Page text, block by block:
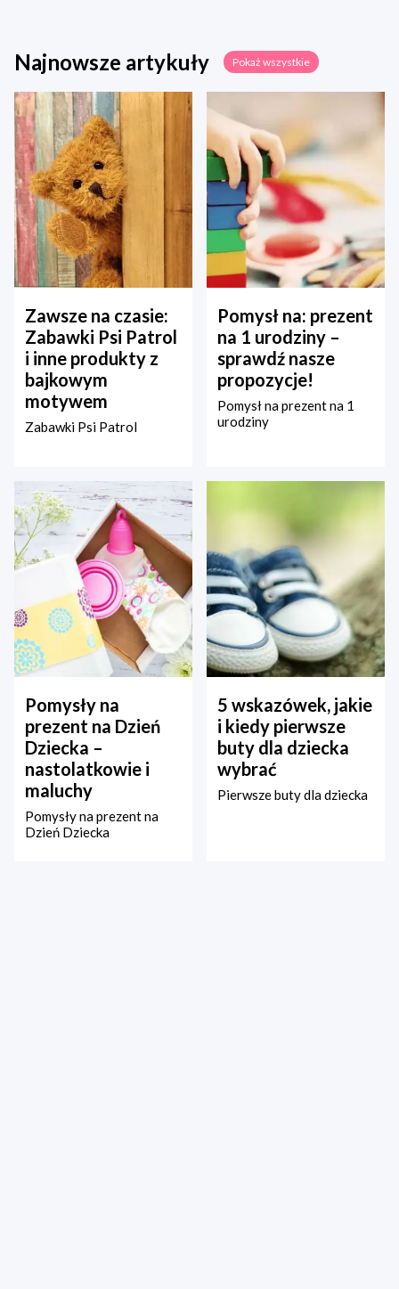
Najnowsze artykuły Pokaż wszystkie
Zawsze na czasie:
Zabawki Psi Patrol
i inne produkty z
bajkowym
motywem
Zabawki Psi Patrol
Pomysł na: prezent
na 1 urodziny –
sprawdź nasze
propozycje!
Pomysł na prezent na 1
urodziny
Pomysły na
prezent na Dzień
Dziecka –
nastolatkowie i
maluchy
Pomysły na prezent na
Dzień Dziecka
5 wskazówek, jakie
i kiedy pierwsze
buty dla dziecka
wybrać
Pierwsze buty dla dziecka